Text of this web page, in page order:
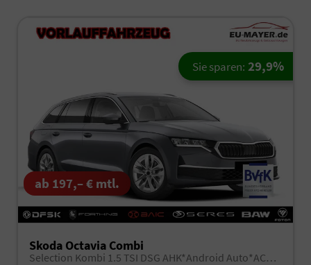
ab 197,– € mtl.
Skoda Octavia Combi
Selection Kombi 1.5 TSI DSG AHK*Android Auto*ACC*SHZ*E-Heck*Keyless*Kamera*2Z Klimaauto
Sie sparen: 29,9%